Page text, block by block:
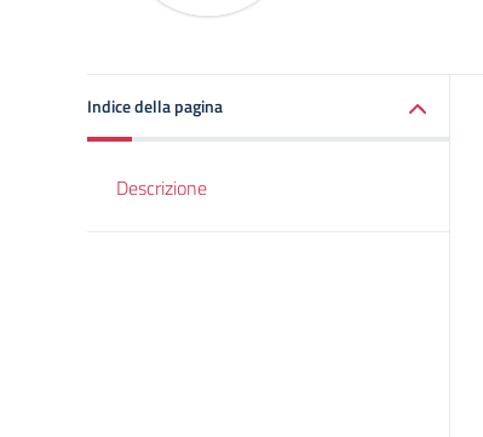
Indice della pagina
Descrizione